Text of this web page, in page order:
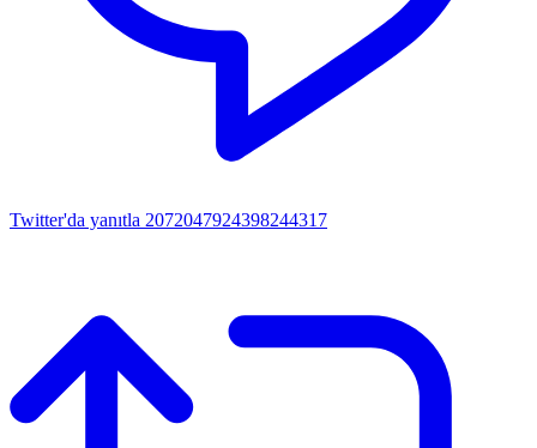
Twitter'da yanıtla 2072047924398244317